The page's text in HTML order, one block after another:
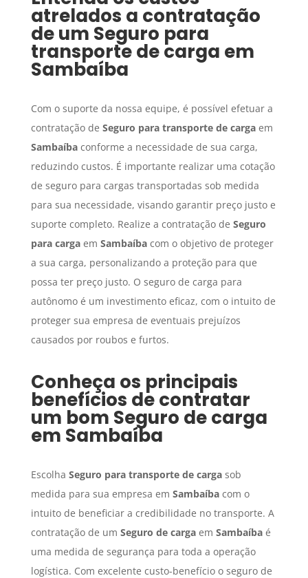
atrelados a contratação
de um Seguro para
transporte de carga em
Sambaíba
Com o suporte da nossa equipe, é possível efetuar a
contratação de Seguro para transporte de cargaem
Sambaíbaconforme a necessidade de sua carga,
reduzindo custos. É importante realizar uma cotação
de seguro para cargas transportadas sob medida
para sua necessidade, visando garantir preço justo e
suporte completo. Realize a contratação de Seguro
para cargaem Sambaíbacom o objetivo de proteger
a sua carga, personalizando a proteção para que
possa ter preço justo. O seguro de carga para
autônomo é um investimento eficaz, com o intuito de
proteger sua empresa de eventuais prejuízos
causados por roubos e furtos.
Conheça os principais
benefícios de contratar
um bom Seguro de carga
em Sambaíba
Escolha Seguro para transporte de cargasob
medida para sua empresa em Sambaíbacom o
intuito de beneficiar a credibilidade no transporte. A
contratação de um Seguro de cargaem Sambaíbaé
uma medida de segurança para toda a operação
logística. Com excelente custo-benefício o seguro de